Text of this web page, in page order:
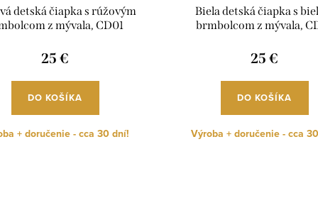
detská čiapka s rúžovým
z mývala, CD01
25 €
DO KOŠÍKA
+ doručenie - cca 30 dní!
Biela detská čiapka s
brmbolcom z mývala,
25 €
DO KOŠÍKA
Výroba + doručenie - cca